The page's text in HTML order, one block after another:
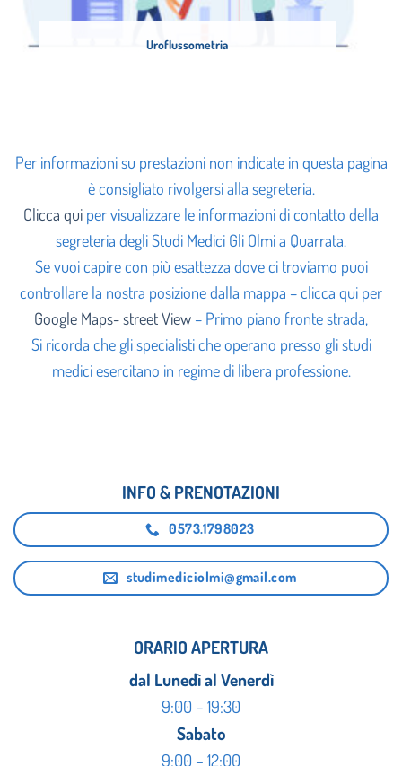
Uroflussometria
Per informazioni su prestazioni non indicate in questa pagina
è consigliato rivolgersi alla segreteria.
Clicca qui per visualizzare le informazioni di contatto della
segreteria degli Studi Medici Gli Olmi a Quarrata.
Se vuoi capire con più esattezza dove ci troviamo puoi
controllare la nostra posizione dalla mappa – clicca qui per
Google Maps- street View – Primo piano fronte strada,
Si ricorda che gli specialisti che operano presso gli studi
medici esercitano in regime di libera professione.
INFO & PRENOTAZIONI
0573.1798023
studimediciolmi@gmail.com
ORARIO APERTURA
dal Lunedì al Venerdì
9:00 – 19:30
Sabato
9:00 – 12:00